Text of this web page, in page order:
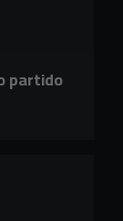
partido